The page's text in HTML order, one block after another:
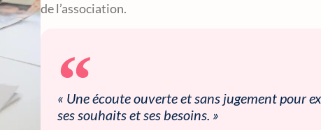
de l’association.
« Une écoute ouverte et sans jugement pour
ses souhaits et ses besoins. »